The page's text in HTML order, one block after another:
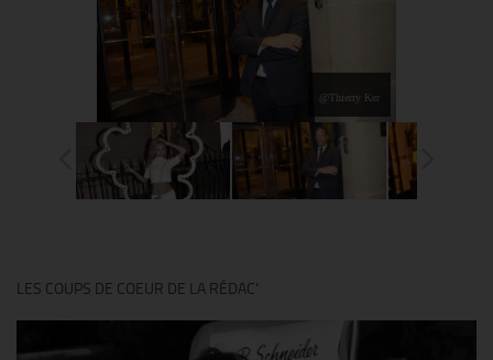
@Thierry Ker
LES COUPS DE COEUR DE LA RÉDAC’